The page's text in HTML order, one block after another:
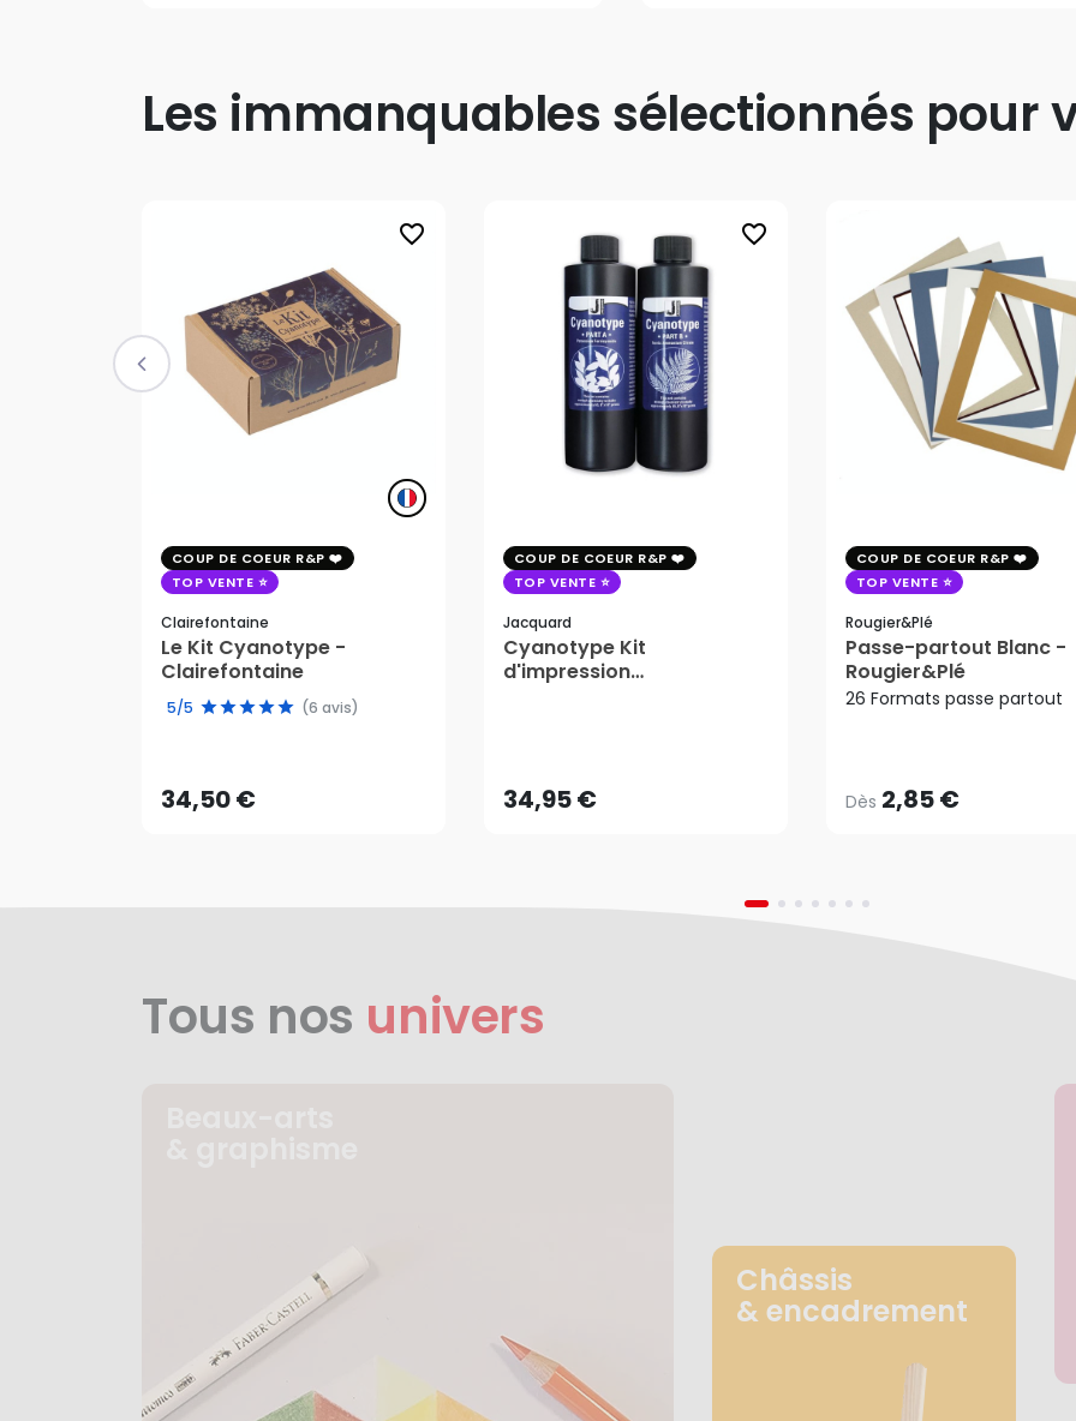
Les immanquables sélectionnés pour
favorite_border
COUP DE COEUR R&P
TOP VENTE
Clairefontaine
Le Kit Cyanotype -
Clairefontaine
5/5 (6 avis)
34,50 €AJOUTER AU PANIER
favorite_border
COUP DE COEUR R&P
TOP VENTE
Jacquard
Cyanotype Kit
d'impression
34,95 €AJOUTER AU PANIER
COUP DE COEUR R&P
TOP VENTE
Rougier&plé
Passe-partout Blanc -
Rougier&Plé
26 Formats passe partout
Dès 2,85 €
2,85 €
Tous nos univers
Châssis
& encadrement